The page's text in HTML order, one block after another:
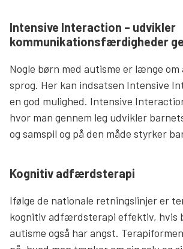
Intensive Interaction – udvikler
kommunikationsfærdigheder
Nogle børn med autisme er længe
sprog. Her kan indsatsen Intensive
en god mulighed. Intensive
hvor man gennem leg udvikler
og samspil og på den måde styrker
Kognitiv adfærdsterapi
Ifølge de nationale retningslinjer er
kognitiv adfærdsterapi effektiv, hvis
autisme også har angst.